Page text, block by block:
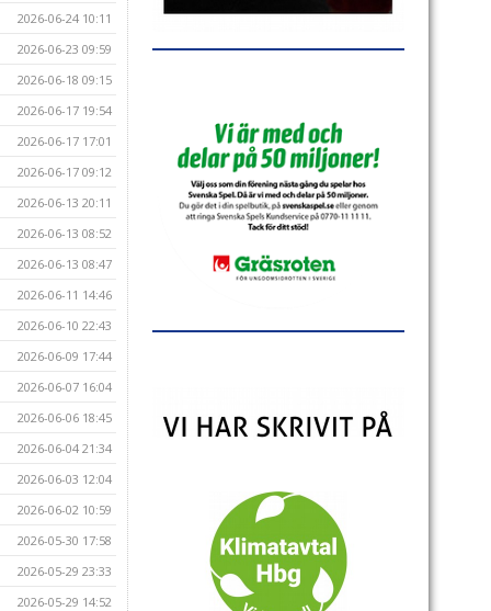
2026-06-24 10:11
2026-06-23 09:59
2026-06-18 09:15
2026-06-17 19:54
2026-06-17 17:01
2026-06-17 09:12
2026-06-13 20:11
2026-06-13 08:52
2026-06-13 08:47
2026-06-11 14:46
2026-06-10 22:43
2026-06-09 17:44
2026-06-07 16:04
2026-06-06 18:45
2026-06-04 21:34
2026-06-03 12:04
2026-06-02 10:59
2026-05-30 17:58
2026-05-29 23:33
2026-05-29 14:52